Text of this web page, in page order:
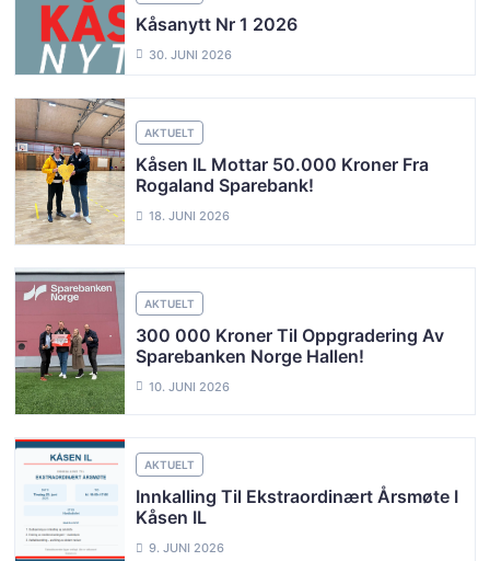
Kåsanytt Nr 1 2026
30. JUNI 2026
AKTUELT
Kåsen IL Mottar 50.000 Kroner Fra
Rogaland Sparebank!
18. JUNI 2026
AKTUELT
300 000 Kroner Til Oppgradering Av
Sparebanken Norge Hallen!
10. JUNI 2026
AKTUELT
Innkalling Til Ekstraordinært Årsmøte I
Kåsen IL
9. JUNI 2026